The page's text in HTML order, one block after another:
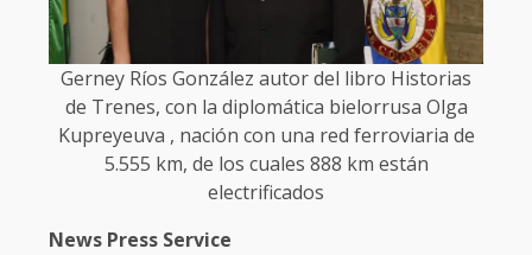
Gerney Ríos González autor del libro Historias
de Trenes, con la diplomática bielorrusa Olga
Kupreyeuva , nación con una red ferroviaria de
5.555 km, de los cuales 888 km están
electrificados
News Press Service